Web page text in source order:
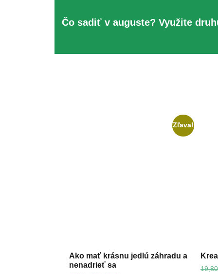
Čo sadiť v auguste? Využite
Zľava!
Ako mať krásnu jedlú záhradu a
nenadrieť sa